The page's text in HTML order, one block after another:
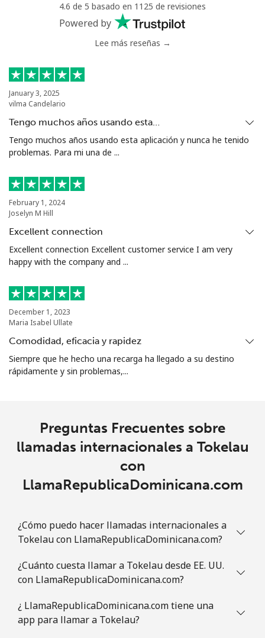
⁦104.5¢⁩ 4 min por ⁦$5⁩
Celular ⁦103.9¢⁩
Turkey
Línea fija ⁦4.9¢⁩ 102 min por ⁦$5⁩ -
Turkmenistan
Línea fija ⁦29.5¢⁩
Celular ⁦34.5¢⁩
Turks And Caicos Islands
Línea fija
Tuvalu
country
4.6 de 5 basado en 1125 de revisiones
Powered by
Lee más reseñas →
January 3, 2025
vilma Candelario
Tengo muchos años usando esta…
Tengo muchos años usando esta aplicación y nunca he tenido
problemas. Para mi una de ...
February 1, 2024
Joselyn M Hill
Excellent connection
Excellent connection Excellent customer service I am very
happy with the company and ...
December 1, 2023
Maria Isabel Ullate
Comodidad, eficacia y rapidez
Siempre que he hecho una recarga ha llegado a su destino
rápidamente y sin problemas,...
Preguntas Frecuentes sobre
llamadas internacionales a Tokelau
con
LlamaRepublicaDominicana.com
¿Cómo puedo hacer llamadas internacionales a
Tokelau con LlamaRepublicaDominicana.com?
¿Cuánto cuesta llamar a Tokelau desde EE. UU.
con LlamaRepublicaDominicana.com?
¿ LlamaRepublicaDominicana.com tiene una
app para llamar a Tokelau?